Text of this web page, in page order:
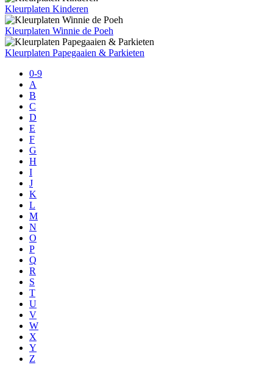
Kleurplaten Kinderen
Kleurplaten Winnie de Poeh
Kleurplaten Papegaaien & Parkieten
0-9
A
B
C
D
E
F
G
H
I
J
K
L
M
N
O
P
Q
R
S
T
U
V
W
X
Y
Z